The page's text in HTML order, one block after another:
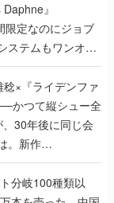
』
限定なのにジョブ
ステムもワンオフ
ディレクターに聞
稔×『ライデンファ
かつて縦シュー全
30年後に同じ会
。新作
』で初タッグを組
開発秘話
分岐100種類以